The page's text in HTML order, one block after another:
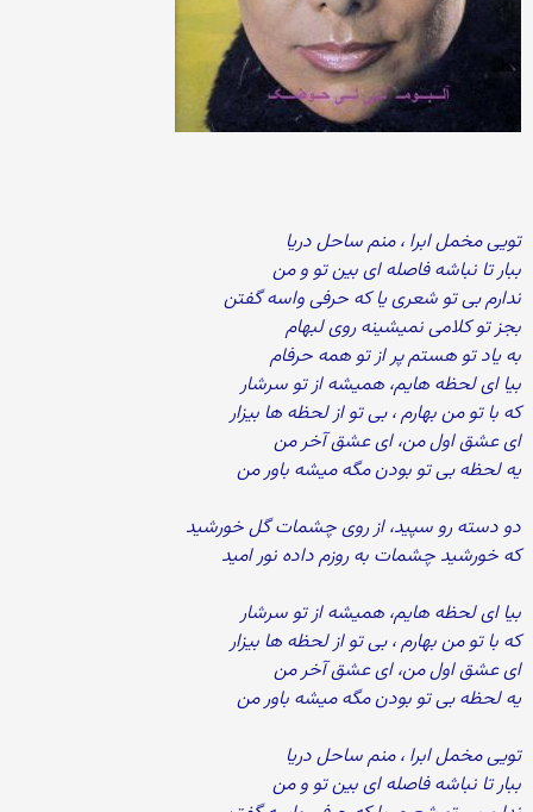
تویی مخمل ابرا ، منم ساحل دریا
ببار تا نباشه فاصله ای بین تو و من
ندارم بی تو شعری یا که حرفی واسه گفتن
بجز تو کلامی نمیشینه روی لبهام
به یاد تو هستم پر از تو همه حرفام
بیا ای لحظه هایم، همیشه از تو سرشار
که با تو من بهارم ، بی تو از لحظه ها بیزار
ای عشق اول من، ای عشق آخر من
یه لحظه بی تو بودن مگه میشه باور من
دو دسته رو سپید، از روی چشمات گل خورشید
که خورشید چشمات به روزم داده نور امید
بیا ای لحظه هایم، همیشه از تو سرشار
که با تو من بهارم ، بی تو از لحظه ها بیزار
ای عشق اول من، ای عشق آخر من
یه لحظه بی تو بودن مگه میشه باور من
تویی مخمل ابرا ، منم ساحل دریا
ببار تا نباشه فاصله ای بین تو و من